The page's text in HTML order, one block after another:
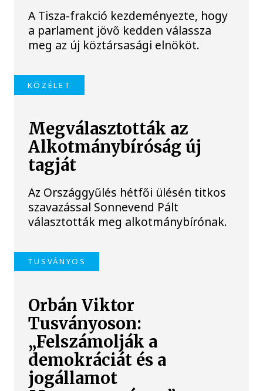
A Tisza-frakció kezdeményezte, hogy
a parlament jövő kedden válassza
meg az új köztársasági elnököt.
KÖZÉLET
Megválasztották az
Alkotmánybíróság új
tagját
Az Országgyűlés hétfői ülésén titkos
szavazással Sonnevend Pált
választották meg alkotmánybírónak.
TUSVÁNYOS
Orbán Viktor
Tusványoson:
„Felszámolják a
demokráciát és a
jogállamot